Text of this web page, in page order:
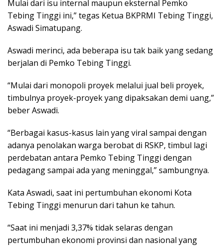
Mulai dari isu internal maupun eksternal Pemko
Tebing Tinggi ini,” tegas Ketua BKPRMI Tebing Tinggi,
Aswadi Simatupang.
Aswadi merinci, ada beberapa isu tak baik yang sedang
berjalan di Pemko Tebing Tinggi.
“Mulai dari monopoli proyek melalui jual beli proyek,
timbulnya proyek-proyek yang dipaksakan demi uang,”
beber Aswadi.
“Berbagai kasus-kasus lain yang viral sampai dengan
adanya penolakan warga berobat di RSKP, timbul lagi
perdebatan antara Pemko Tebing Tinggi dengan
pedagang sampai ada yang meninggal,” sambungnya.
Kata Aswadi, saat ini pertumbuhan ekonomi Kota
Tebing Tinggi menurun dari tahun ke tahun.
“Saat ini menjadi 3,37% tidak selaras dengan
pertumbuhan ekonomi provinsi dan nasional yang